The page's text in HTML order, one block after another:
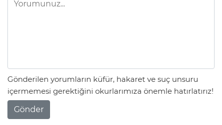
Gönderilen yorumların küfür, hakaret ve suç unsuru
içermemesi gerektiğini okurlarımıza önemle hatırlatırız!
Gönder